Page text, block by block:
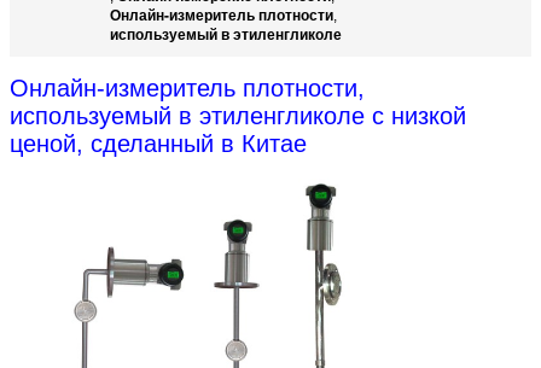
Онлайн-измеритель плотности,
используемый в этиленгликоле
Онлайн-измеритель плотности,
используемый в этиленгликоле с низкой
ценой, сделанный в Китае